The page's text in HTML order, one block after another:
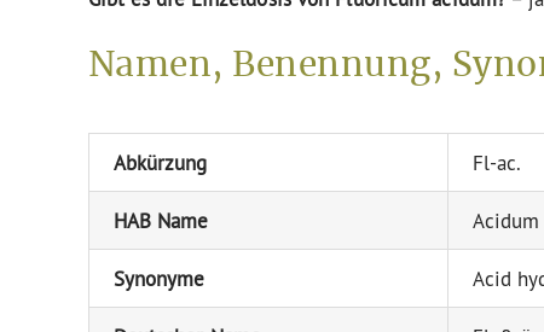
Namen, Benennung,
Abkürzung Fl-ac.
HAB Name
Synonyme Acid